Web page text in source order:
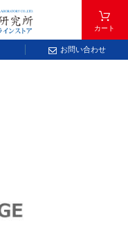
カート
お問い合わせ
した表から元素記号をタップ